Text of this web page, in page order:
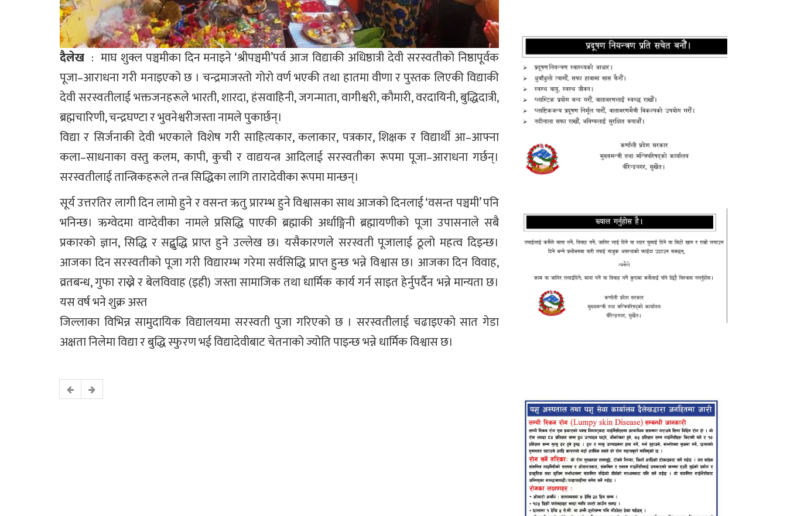
दैलेख : माघ शुक्ल पञ्चमीका दिन मनाइने ‘श्रीपञ्चमी’पर्व आज विद्याकी अधिष्ठात्री देवी सरस्वतीको निष्ठापूर्वक
पूजा–आराधना गरी मनाइएको छ । चन्द्रमाजस्तो गोरो वर्ण भएकी तथा हातमा वीणा र पुस्तक लिएकी विद्याकी
देवी सरस्वतीलाई भक्तजनहरूले भारती, शारदा, हंसवाहिनी, जगन्माता, वागीश्वरी, कौमारी, वरदायिनी, बुद्धिदात्री,
ब्रह्मचारिणी, चन्द्रघण्टा र भुवनेश्वरीजस्ता नामले पुकार्छन्।
विद्या र सिर्जनाकी देवी भएकाले विशेष गरी साहित्यकार, कलाकार, पत्रकार, शिक्षक र विद्यार्थी आ–आफ्ना
कला–साधनाका वस्तु कलम, कापी, कुची र वाद्ययन्त्र आदिलाई सरस्वतीका रूपमा पूजा–आराधना गर्छन्।
सरस्वतीलाई तान्त्रिकहरूले तन्त्र सिद्धिका लागि तारादेवीका रूपमा मान्छन्।
सूर्य उत्तरतिर लागी दिन लामो हुने र वसन्त ऋतु प्रारम्भ हुने विश्वासका साथ आजको दिनलाई ‘वसन्त पञ्चमी’ पनि
भनिन्छ। ऋग्वेदमा वाग्देवीका नामले प्रसिद्धि पाएकी ब्रह्माकी अर्धाङ्गिनी ब्रह्मायणीको पूजा उपासनाले सबै
प्रकारको ज्ञान, सिद्धि र सद्बुद्धि प्राप्त हुने उल्लेख छ। यसैकारणले सरस्वती पूजालाई ठूलो महत्व दिइन्छ।
आजका दिन सरस्वतीको पूजा गरी विद्यारम्भ गरेमा सर्वसिद्धि प्राप्त हुन्छ भन्ने विश्वास छ। आजका दिन विवाह,
व्रतबन्ध, गुफा राख्ने र बेलविवाह (इही) जस्ता सामाजिक तथा धार्मिक कार्य गर्न साइत हेर्नुपर्दैन भन्ने मान्यता छ।
यस वर्ष भने शुक्र अस्त
जिल्लाका विभिन्न सामुदायिक विद्यालयमा सरस्वती पुजा गरिएको छ । सरस्वतीलाई चढाइएको सात गेडा
अक्षता निलेमा विद्या र बुद्धि स्फुरण भई विद्यादेवीबाट चेतनाको ज्योति पाइन्छ भन्ने धार्मिक विश्वास छ।